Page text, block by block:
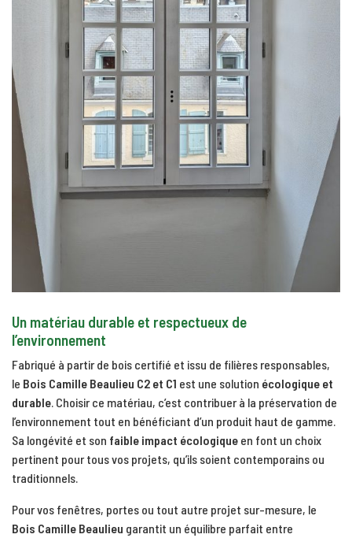
Un matériau durable et respectueux de
l’environnement
Fabriqué à partir de bois certifié et issu de filières responsables,
le Bois Camille Beaulieu C2 et C1 est une solution écologique et
durable. Choisir ce matériau, c’est contribuer à la préservation de
l’environnement tout en bénéficiant d’un produit haut de gamme.
Sa longévité et son faible impact écologique en font un choix
pertinent pour tous vos projets, qu’ils soient contemporains ou
traditionnels.
Pour vos fenêtres, portes ou tout autre projet sur-mesure, le
Bois Camille Beaulieu garantit un équilibre parfait entre